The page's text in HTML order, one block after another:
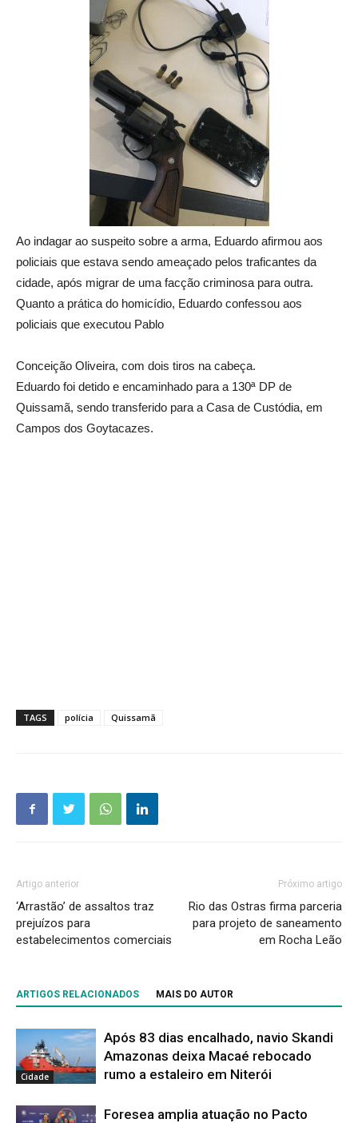
Ao indagar ao suspeito sobre a arma, Eduardo afirmou aos
policiais que estava sendo ameaçado pelos traficantes da
cidade, após migrar de uma facção criminosa para outra.
Quanto a prática do homicídio, Eduardo confessou aos
policiais que executou Pablo
Conceição Oliveira, com dois tiros na cabeça.
Eduardo foi detido e encaminhado para a 130ª DP de
Quissamã, sendo transferido para a Casa de Custódia, em
Campos dos Goytacazes.
TAGS polícia Quissamã
Artigo anterior
‘Arrastão’ de assaltos traz
prejuízos para
estabelecimentos comerciais
Próximo artigo
Rio das Ostras firma parceria
para projeto de saneamento
em Rocha Leão
ARTIGOS RELACIONADOS MAIS DO AUTOR
Cidade
Após 83 dias encalhado, navio Skandi
Amazonas deixa Macaé rebocado
rumo a estaleiro em Niterói
Foresea amplia atuação no Pacto